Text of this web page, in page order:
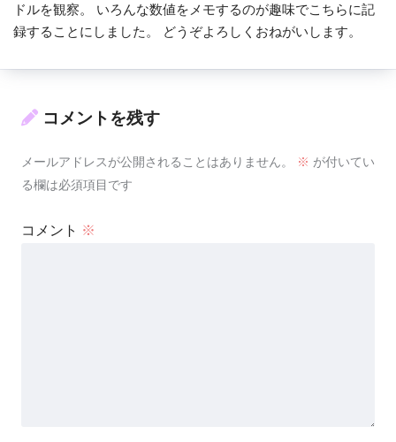
ドルを観察。 いろんな数値をメモするのが趣味でこちらに記
録することにしました。 どうぞよろしくおねがいします。
コメントを残す
メールアドレスが公開されることはありません。 ※ が付いてい
る欄は必須項目です
コメント ※